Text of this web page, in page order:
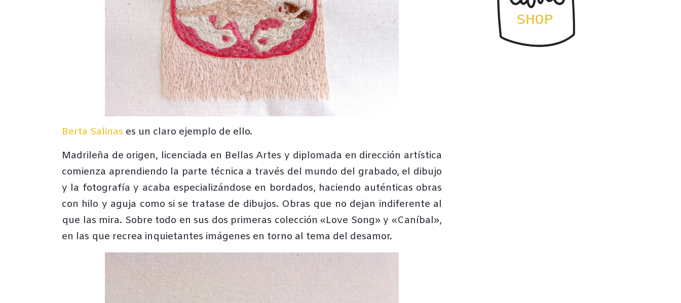
Berta Salinas es un claro ejemplo de ello.
Madrileña de origen, licenciada en Bellas Artes y diplomada en dirección artística
comienza aprendiendo la parte técnica a través del mundo del grabado, el dibujo
y la fotografía y acaba especializándose en bordados, haciendo auténticas obras
con hilo y aguja como si se tratase de dibujos. Obras que no dejan indiferente al
que las mira. Sobre todo en sus dos primeras colección «Love Song» y «Caníbal»,
en las que recrea inquietantes imágenes en torno al tema del desamor.